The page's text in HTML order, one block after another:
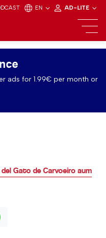
EN AD-LITE
ads for 1.99€ per month or
Gato de Carvoeiro